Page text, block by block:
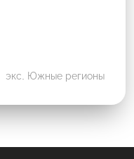
экс. Южные регионы